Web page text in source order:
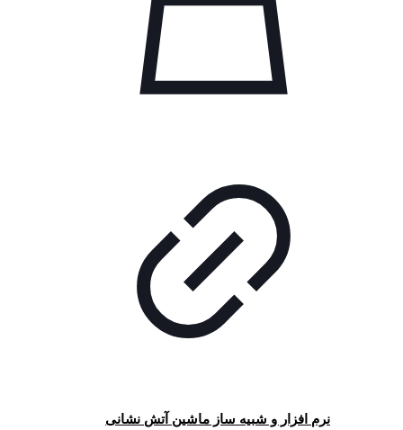
نرم افزار و شبیه ساز ماشین آتش نشانی